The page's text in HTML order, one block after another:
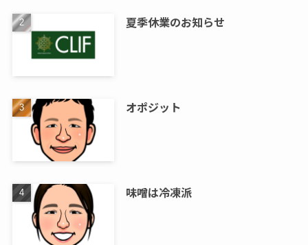
夏季休業のお知らせ
オポジット
味噌は冷凍派